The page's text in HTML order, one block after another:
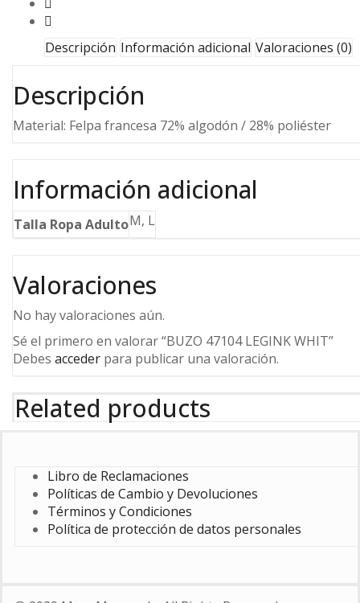
Descripción Información adicional Valoraciones (0)
Descripción
Material: Felpa francesa 72% algodón / 28% poliéster
Información adicional
Talla Ropa AdultoM, L
Valoraciones
No hay valoraciones aún.
Sé el primero en valorar “BUZO 47104 LEGINK WHIT”
Debes acceder para publicar una valoración.
Related products
Libro de Reclamaciones
Políticas de Cambio y Devoluciones
Términos y Condiciones
Política de protección de datos personales